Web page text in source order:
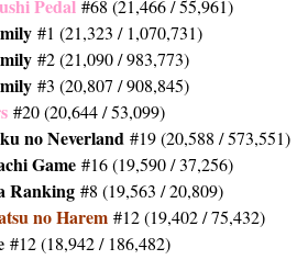
Pedal #68 (21,466 / 55,961)
#1 (21,323 / 1,070,731)
#2 (21,090 / 983,773)
#3 (20,807 / 908,845)
#20 (20,644 / 53,099)
no Neverland #19 (20,588 / 573,551)
Game #16 (19,590 / 37,256)
Ranking #8 (19,563 / 20,809)
no Harem #12 (19,402 / 75,432)
#12 (18,942 / 186,482)